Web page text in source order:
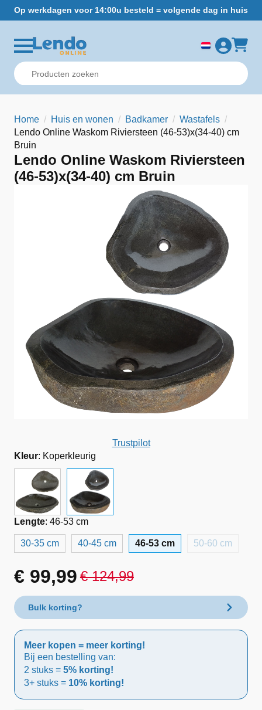
Op werkdagen voor 14:00u besteld = volgende dag in huis
Home Huis en wonen Badkamer
Wastafels
Lendo Online Waskom Riviersteen (46-53)x(34-40) cm
Bruin
Lendo Online Waskom Riviersteen
(46-53)x(34-40) cm Bruin
Trustpilot
Kleur: Koperkleurig
Lengte: 46-53 cm
30-35 cm 40-45 cm 46-53 cm 50-60 cm
€124,99
Oorspronkelijke
prijs
was:
€ 124,99.
€ 99,99
Huidige
prijs
is:
€ 99,99.
Bulk korting?
Meer kopen = meer korting!
Bij een bestelling van:
2 stuks = 5% korting!
3+ stuks = 10% korting!